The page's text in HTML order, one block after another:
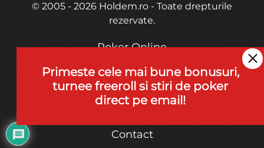
© 2005 - 2026 Holdem.ro - Toate drepturile
rezervate.
Poker Online
Termeni si Conditii
Joaca Poker
Contact
Primeste cele mai bune bonusuri,
turnee freeroll si stiri de poker
direct pe email!